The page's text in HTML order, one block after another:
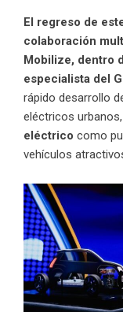
El regreso de
colaboración
Mobilize, dentro
especialista del
rápido desarrollo
eléctricos
eléctrico como
vehículos